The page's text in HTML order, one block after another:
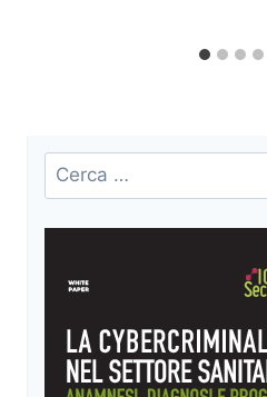
Ricerca
per: